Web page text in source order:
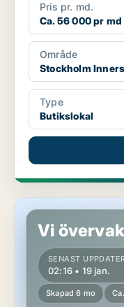
Pris pr. md.
Ca. 56 000 pr md
Område
Stockholm
Type
Butikslokal
Butikslokal i Stockholm
Vi
SENAST
02:16 • 19 jan.
Skapad 6 mo